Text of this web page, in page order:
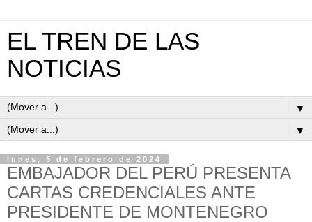
EL TREN DE LAS
NOTICIAS
▼
▼
lunes, 5 de febrero de 2024
EMBAJADOR DEL PERÚ PRESENTA
CARTAS CREDENCIALES ANTE
PRESIDENTE DE MONTENEGRO